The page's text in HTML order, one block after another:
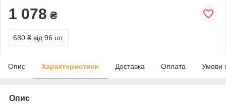
1 078 ₴
680 ₴ від 96 шт.
Опис Характеристики Доставка Оплата Умови
Опис